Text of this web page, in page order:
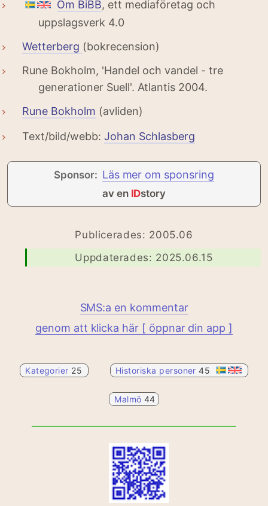
Om BiBB, ett mediaföretag och
uppslagsverk 4.0
Wetterberg (bokrecension)
Rune Bokholm, 'Handel och vandel - tre
generationer Suell'. Atlantis 2004.
Rune Bokholm (avliden)
Text/bild/webb: Johan Schlasberg
Sponsor: Läs mer om sponsring
av en IDstory
Publicerades: 2005.06
Uppdaterades: 2025.06.15
SMS:a en kommentar
genom att klicka här [ öppnar din app ]
Kategorier 25 Historiska personer45
Malmö 44